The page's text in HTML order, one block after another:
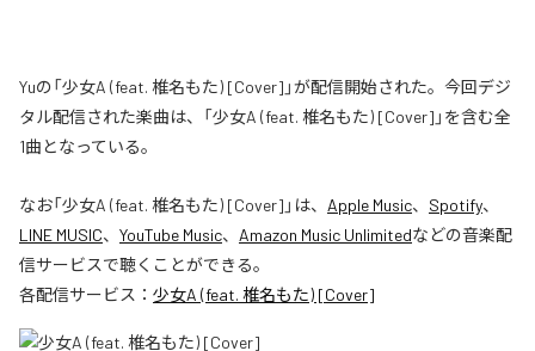
Yuの「少女A (feat. 椎名もた) [Cover]」が配信開始された。今回デジ
タル配信された楽曲は、「少女A (feat. 椎名もた) [Cover]」を含む全
1曲となっている。
なお「少女A (feat. 椎名もた) [Cover] 」は、 Apple Music、 Spotify、
LINE MUSIC、 YouTube Music、 Amazon Music Unlimitedなどの音楽配
信サービスで聴くことができる。
各配信サービス： 少女A (feat. 椎名もた) [Cover]